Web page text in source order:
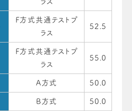
F方式共通テストプ
ラス
52.5
F方式共通テストプ
ラス
55.0
A方式 50.0
B方式 50.0